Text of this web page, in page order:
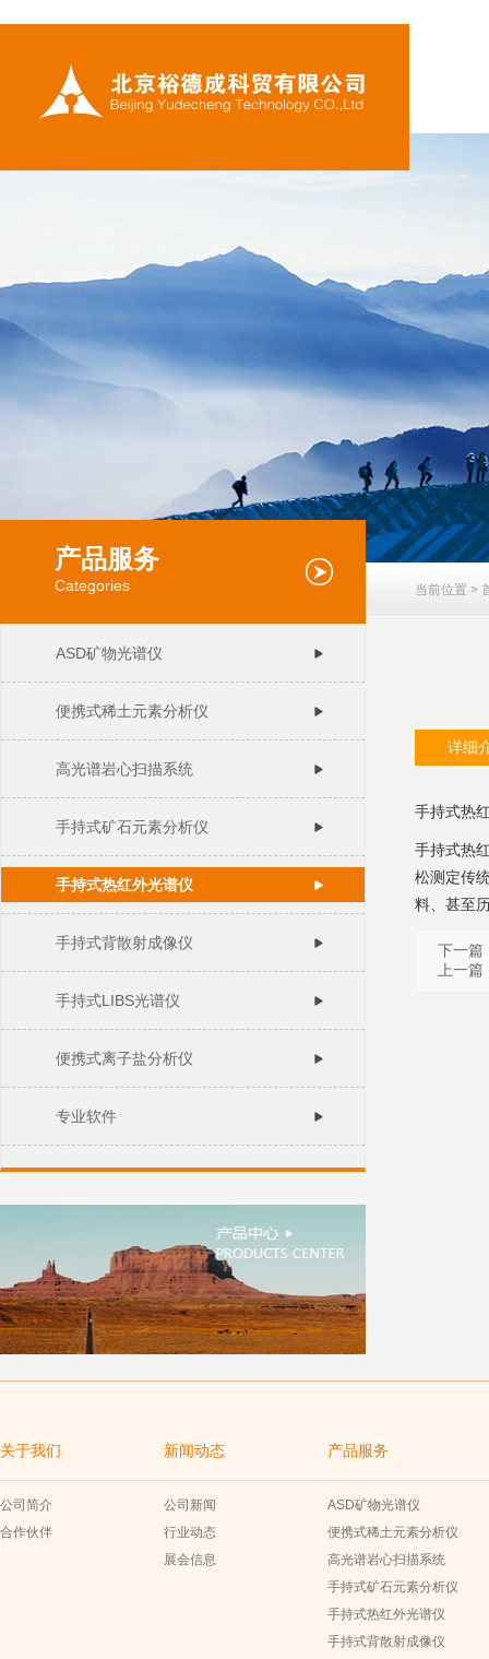
产品服务
Categories
ASD矿物光谱仪
便携式稀土元素分析仪
高光谱岩心扫描系统
手持式矿石元素分析仪
手持式热红外光谱仪
手持式背散射成像仪
手持式LIBS光谱仪
便携式离子盐分析仪
专业软件
当前位置 >
详细
手持式热
手持式热
松测定传
料、甚至
下一篇
上一篇
关于我们
公司简介
合作伙伴
新闻动态
公司新闻
行业动态
展会信息
产品服务
ASD矿物光谱仪
便携式稀土元素分析仪
高光谱岩心扫描系统
手持式矿石元素分析仪
手持式热红外光谱仪
手持式背散射成像仪